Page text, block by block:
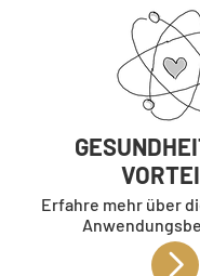
Erfahre mehr über